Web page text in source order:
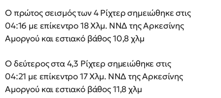
Ο πρώτος σεισμός των 4 Ρίχτερ σημειώθηκε στις
04:16 με επίκεντρο 18 Χλμ. ΝΝΔ της Αρκεσίνης
Αμοργού και εστιακό βάθος 10,8 χλμ
Ο δεύτερος στα 4,3 Ρίχτερ σημειώθηκε στις
04:21 με επίκεντρο 17 Χλμ. ΝΝΔ της Αρκεσίνης
Αμοργού και εστιακό βάθος 11,8 χλμ